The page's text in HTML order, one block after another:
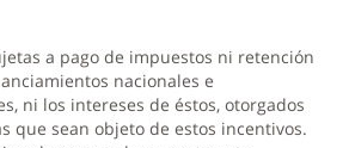
a pago de impuestos ni retención
nacionales e
ni los intereses de éstos, otorgados
que sean objeto de estos incentivos.